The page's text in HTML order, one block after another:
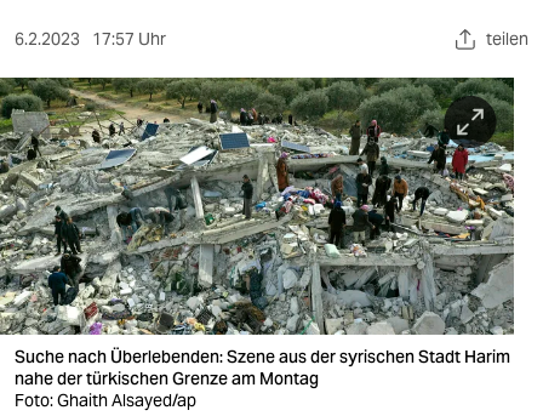
kultur
sport
berlin
nord
wahrheit
verlag
verlag
veranstaltungen
6.2.2023 17:57 Uhr teilen
Suche nach Überlebenden: Szene aus der syrischen Stadt Harim
nahe der türkischen Grenze am Montag
Foto: Ghaith Alsayed/ap